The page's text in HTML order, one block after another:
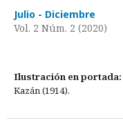
Julio - Diciembre
Vol. 2 Núm. 2 (2020)
Ilustración en portada:
Kazán (1914).